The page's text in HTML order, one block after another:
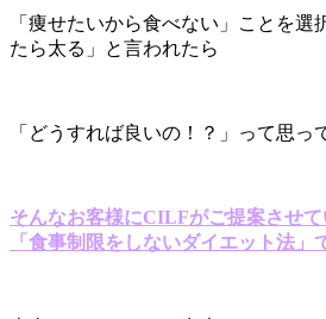
「痩せたいから食べない」ことを選
たら太る」と言われたら
「どうすれば良いの！？」って思
そんなお客様にCILFがご提案させ
「食事制限をしないダイエット法」